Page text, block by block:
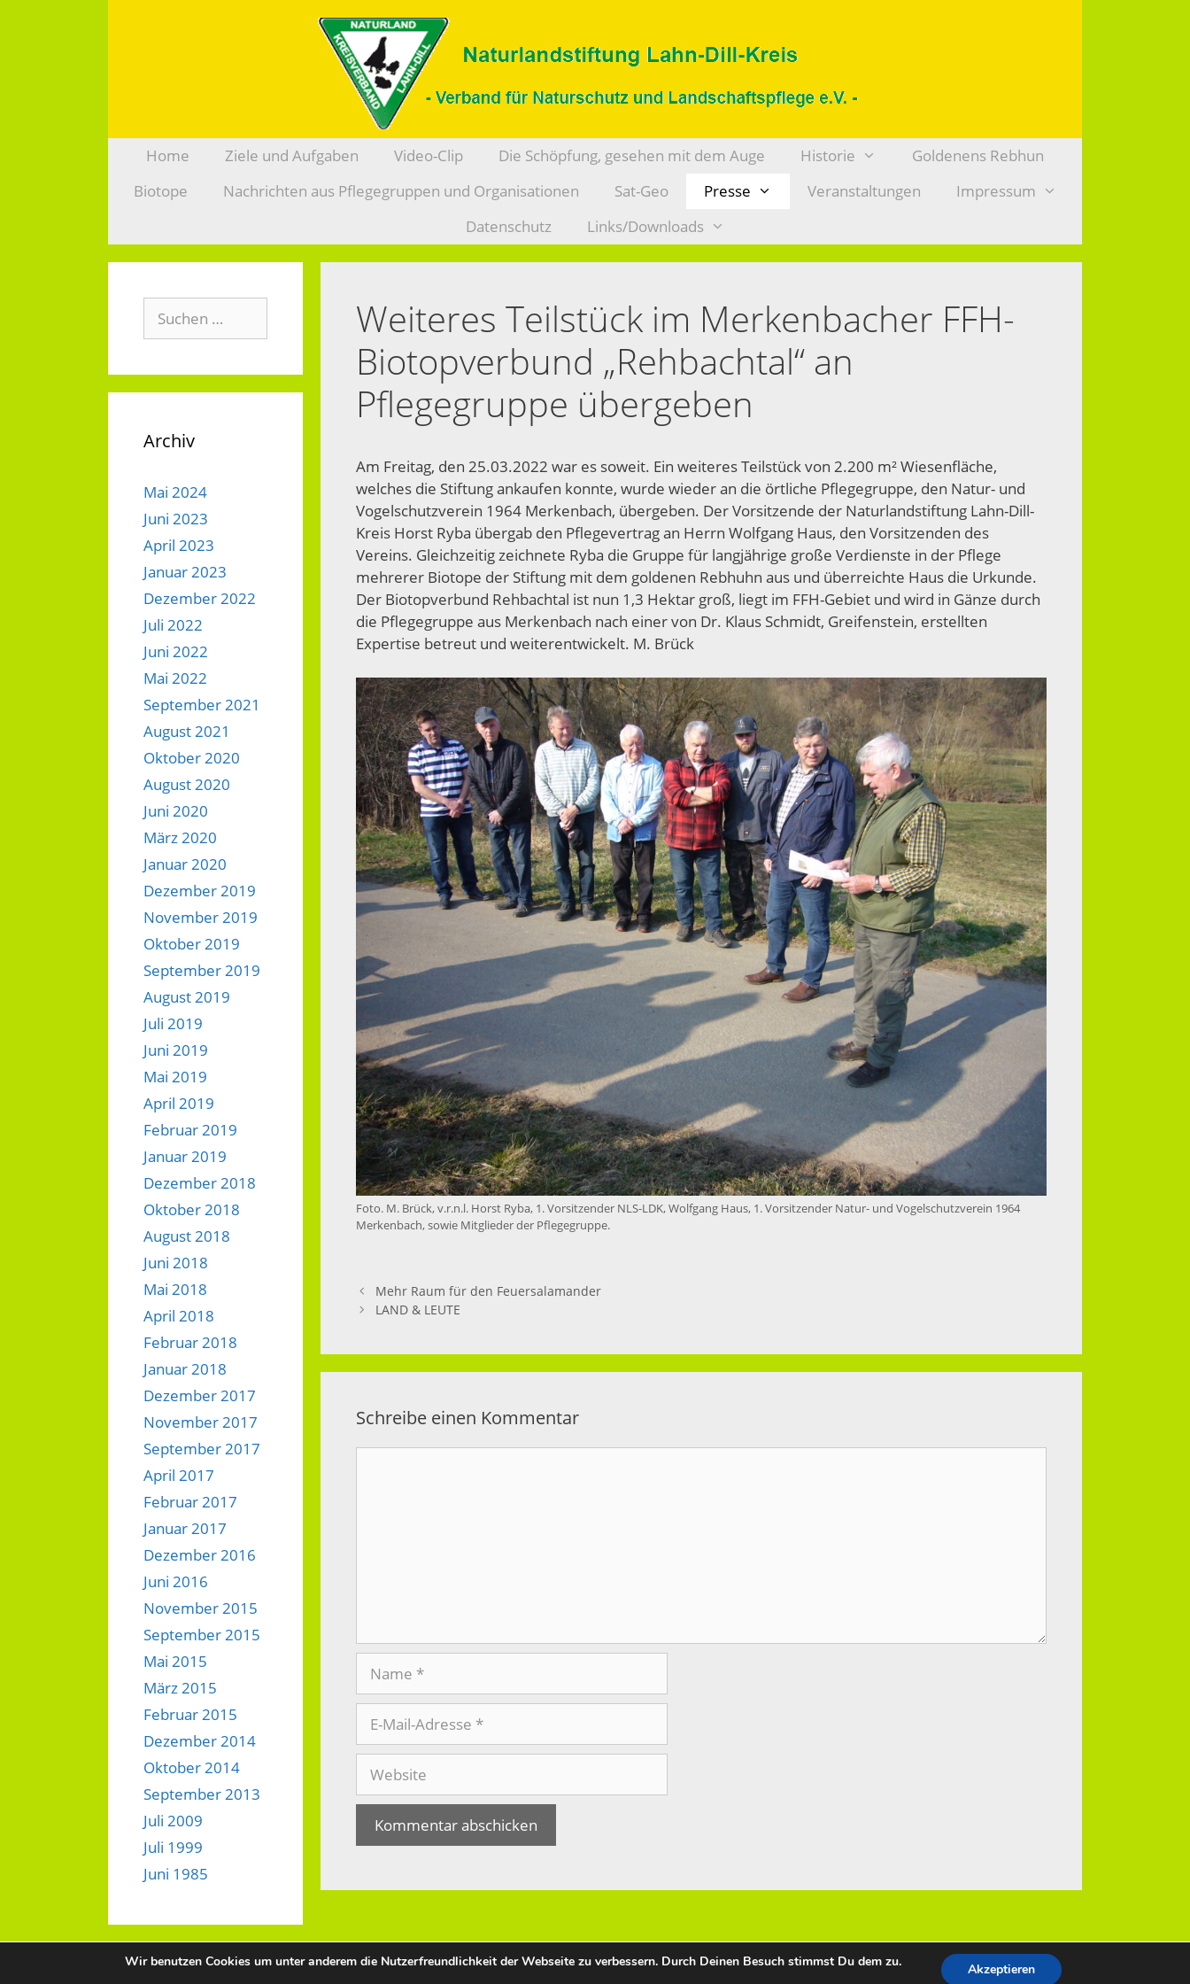
Home Ziele und Aufgaben Video-Clip Die Schöpfung, gesehen mit dem Auge Historie
Goldenens Rebhun
Biotope
Nachrichten aus Pflegegruppen und Organisationen Sat-Geo Presse Veranstaltungen
Impressum
Datenschutz
Links/Downloads
Weiteres Teilstück im Merkenbacher FFH-
Biotopverbund „Rehbachtal“ an
Pflegegruppe übergeben
Am Freitag, den 25.03.2022 war es soweit. Ein weiteres Teilstück von 2.200 m² Wiesenfläche,
welches die Stiftung ankaufen konnte, wurde wieder an die örtliche Pflegegruppe, den Natur- und
Vogelschutzverein 1964 Merkenbach, übergeben. Der Vorsitzende der Naturlandstiftung Lahn-Dill-
Kreis Horst Ryba übergab den Pflegevertrag an Herrn Wolfgang Haus, den Vorsitzenden des
Vereins. Gleichzeitig zeichnete Ryba die Gruppe für langjährige große Verdienste in der Pflege
mehrerer Biotope der Stiftung mit dem goldenen Rebhuhn aus und überreichte Haus die Urkunde.
Der Biotopverbund Rehbachtal ist nun 1,3 Hektar groß, liegt im FFH-Gebiet und wird in Gänze durch
die Pflegegruppe aus Merkenbach nach einer von Dr. Klaus Schmidt, Greifenstein, erstellten
Expertise betreut und weiterentwickelt. M. Brück
Foto. M. Brück, v.r.n.l. Horst Ryba, 1. Vorsitzender NLS-LDK, Wolfgang Haus, 1. Vorsitzender Natur- und Vogelschutzverein 1964
Merkenbach, sowie Mitglieder der Pflegegruppe.
Mehr Raum für den Feuersalamander
LAND & LEUTE
Schreibe einen Kommentar
Mail-
Adresse
Website
Suchen
nach:
Archiv
Mai 2024
Juni 2023
April 2023
Januar 2023
Dezember 2022
Juli 2022
Juni 2022
Mai 2022
September 2021
August 2021
Oktober 2020
August 2020
Juni 2020
März 2020
Januar 2020
Dezember 2019
November 2019
Oktober 2019
September 2019
August 2019
Juli 2019
Juni 2019
Mai 2019
April 2019
Februar 2019
Januar 2019
Dezember 2018
Oktober 2018
August 2018
Juni 2018
Mai 2018
April 2018
Februar 2018
Januar 2018
Dezember 2017
November 2017
September 2017
April 2017
Februar 2017
Januar 2017
Dezember 2016
Juni 2016
November 2015
September 2015
Mai 2015
März 2015
Februar 2015
Dezember 2014
Oktober 2014
September 2013
Juli 2009
Juli 1999
Juni 1985
2026 © Naturlandstiftung Hessen e. V. E-Mail:Horst Ryba
Wir benutzen Cookies um unter anderem die Nutzerfreundlichkeit der Webseite zu verbessern. Durch Deinen Besuch stimmst Du dem zu. Akzeptieren